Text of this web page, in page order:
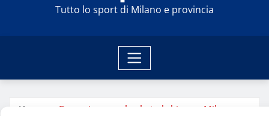
Tutto lo sport di Milano e provincia
Home Dove giocare a basket al chiuso a Milano